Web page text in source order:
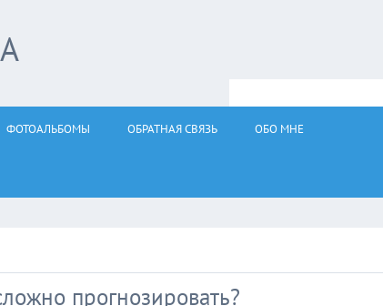
ФОТОАЛЬБОМЫ ОБРАТНАЯ СВЯЗЬ ОБО МНЕ
прогнозировать?